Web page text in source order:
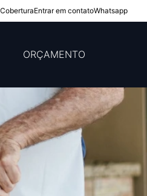
CoberturaEntrar em contatoWhatsapp
ORÇAMENTO